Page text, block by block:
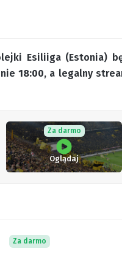
Esiliiga (Estonia)
18:00, a legalny
Za darmo
Oglądaj
Za darmo